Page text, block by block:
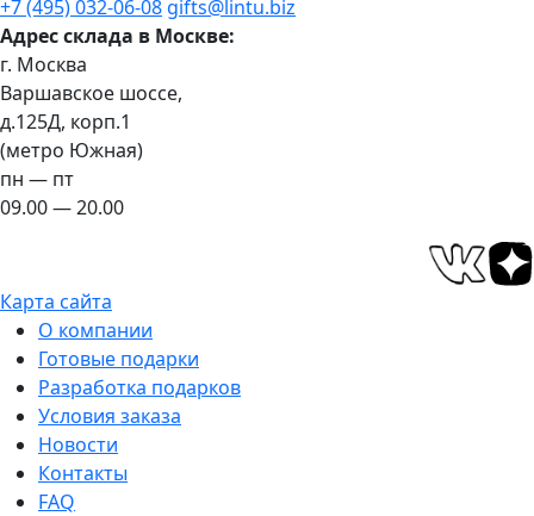
+7 (495) 032-06-08 gifts@lintu.biz
Адрес склада в Москве:
г. Москва
Варшавское шоссе,
д.125Д, корп.1
(метро Южная)
пн — пт
09.00 — 20.00
Карта сайта
О компании
Готовые подарки
Разработка подарков
Условия заказа
Новости
Контакты
FAQ